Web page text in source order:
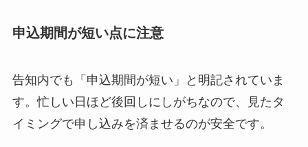
申込期間が短い点に注意
告知内でも「申込期間が短い」と明記されていま
す。忙しい日ほど後回しにしがちなので、見たタ
イミングで申し込みを済ませるのが安全です。